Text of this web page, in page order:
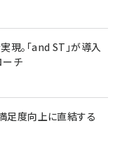
。「and ST」が導入
チ
足度向上に直結する